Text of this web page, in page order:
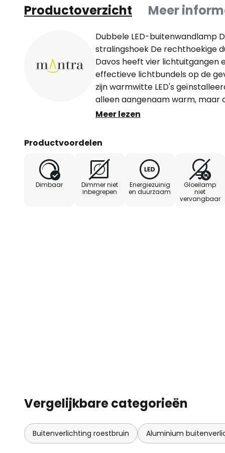
Productoverzicht Meer
Dubbele LED-buitenwandlamp
stralingshoek De rechthoekige
Davos heeft vier lichtuitgangen
effectieve lichtbundels op de
zijn warmwitte LED's
alleen aangenaam warm, maar
bijzonder kenmerk van de
smalle hoeken (0° tot 120°),
lichtuitstraling kunnen worden
persoonlijke smaak.
Meer lezen
Productvoordelen
Dimbaar
Dimmer niet
inbegrepen
Energiezuinig
en duurzaam
Gloeilamp
niet
vervangbaar
Vergelijkbare categorieën
Buitenverlichting roestbruin Aluminium